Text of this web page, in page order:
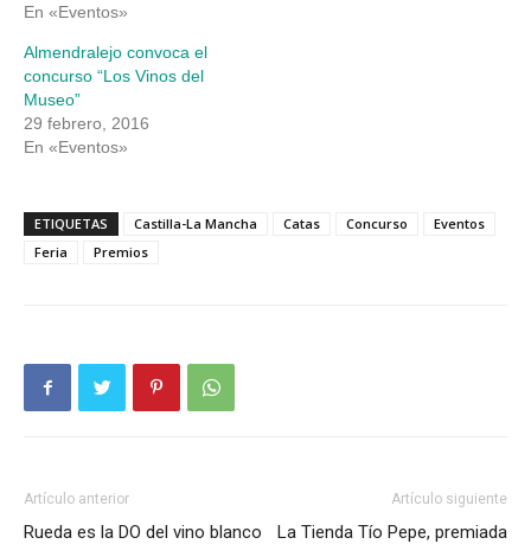
En «Eventos»
Almendralejo convoca el
concurso “Los Vinos del
Museo”
29 febrero, 2016
En «Eventos»
ETIQUETAS Castilla-La Mancha Catas Concurso
Eventos
Feria
Premios
Artículo anterior
Rueda es la DO del vino blanco
Artículo siguiente
La Tienda Tío Pepe, premiada